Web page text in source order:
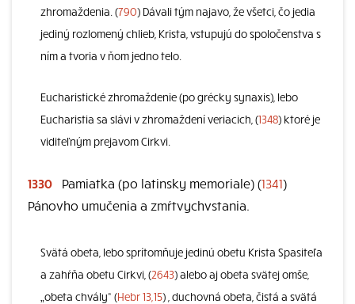
zhromaždenia. (790) Dávali tým najavo, že všetci, čo jedia
jediný rozlomený chlieb, Krista, vstupujú do spoločenstva s
ním a tvoria v ňom jedno telo.
Eucharistické zhromaždenie (po grécky synaxis), lebo
Eucharistia sa slávi v zhromaždení veriacich, (1348) ktoré je
viditeľným prejavom Cirkvi.
1330 Pamiatka (po latinsky memoriale) (1341)
Pánovho umučenia a zmŕtvychvstania.
Svätá obeta, lebo sprítomňuje jedinú obetu Krista Spasiteľa
a zahŕňa obetu Cirkvi, (2643) alebo aj obeta svätej omše,
„obeta chvály“ (Hebr 13,15) , duchovná obeta, čistá a svätá